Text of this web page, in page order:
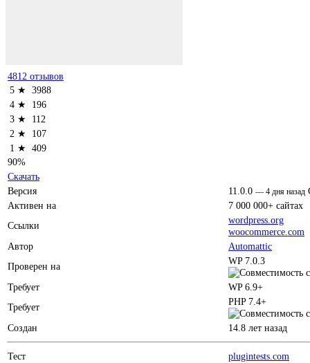
4812 отзывов
5 ★ 3988
4 ★
196
3 ★
112
2 ★
107
1 ★ 409
90%
Скачать
Версия
11.0.0 — 4 дня назад
Активен на
7 000 000+ сайтах
Ссылки
wordpress.org
woocommerce.com
Автор
Automattic
Проверен на
WP 7.0.3
Требует
WP 6.9+
Требует
PHP 7.4+
Создан 14.8 лет назад
Тест
plugintests.com